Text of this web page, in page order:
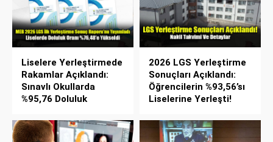
Liselere Yerleştirmede
Rakamlar Açıklandı:
Sınavlı Okullarda
%95,76 Doluluk
2026 LGS Yerleştirme
Sonuçları Açıklandı:
Öğrencilerin %93,56’sı
Liselerine Yerleşti!